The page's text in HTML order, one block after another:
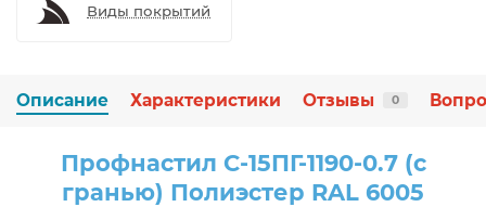
Виды покрытий
Описание Характеристики Отзывы 0
Профнастил С-15ПГ-1190-0.7 (с
гранью) Полиэстер RAL 6005